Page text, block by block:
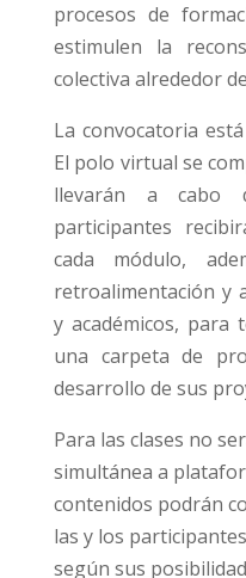
procesos de
estimulen la
colectiva alrededor
La convocatoria
El polo virtual se
llevarán a cabo
participantes
cada módulo,
retroalimentación y
y académicos,
una carpeta de
desarrollo de sus
Para las clases no
simultánea a
contenidos podrán
las y los
según sus